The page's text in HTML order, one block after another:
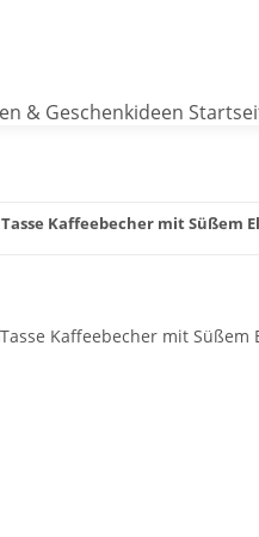
Tasse Kaffeebecher mit Süßem